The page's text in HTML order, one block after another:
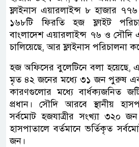
ফ্লাইনাস এয়ারলাইন্স ৮ হাজার
১৬৮টি ফিরতি হজ ফ্লাইট
বাংলাদেশ এয়ারলাইন্স ৭৬ ও সৌদি
চালিয়েছে, আর ফ্লাইনাস পরিচালনা
হজ অফিসের বুলেটিনে বলা হয়েছে,
মৃত ৪২ জনের মধ্যে ৩১ জন পুরুষ
কারণগুলোর মধ্যে বার্ধক্যজনিত
প্রধান। সৌদি আরবে স্থানীয়
সর্বমোট হজযাত্রীর সংখ্যা ৩২০
হাসপাতালে বর্তমানে ভর্তিকৃত
জন।